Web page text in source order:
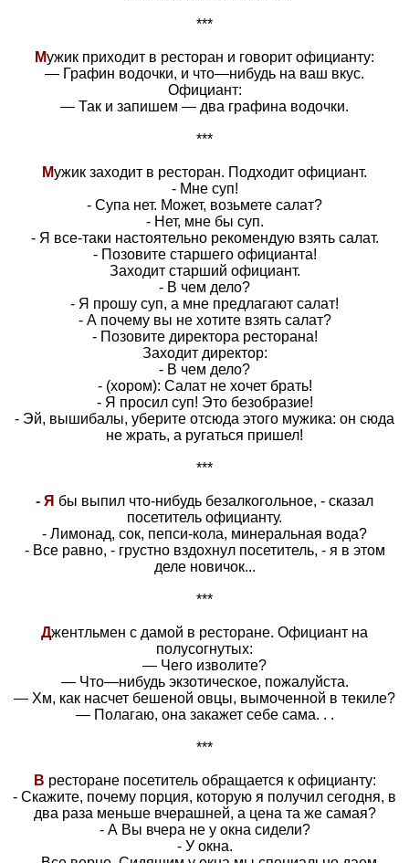
***
Мужик приходит в ресторан и говорит официанту:
— Графин водочки, и что—нибудь на ваш вкус.
Официант:
— Так и запишем — два графина водочки.
***
Мужик заходит в ресторан. Подходит официант.
- Мне суп!
- Супа нет. Может, возьмете салат?
- Нет, мне бы суп.
- Я все-таки настоятельно рекомендую взять салат.
- Позовите старшего официанта!
Заходит старший официант.
- В чем дело?
- Я прошу суп, а мне предлагают салат!
- А почему вы не хотите взять салат?
- Позовите директора ресторана!
Заходит директор:
- В чем дело?
- (хором): Салат не хочет брать!
- Я просил суп! Это безобразие!
- Эй, вышибалы, уберите отсюда этого мужика: он сюда
не жрать, а ругаться пришел!
***
- Я бы выпил что-нибудь безалкогольное, - сказал
посетитель официанту.
- Лимонад, сок, пепси-кола, минеральная вода?
- Все равно, - грустно вздохнул посетитель, - я в этом
деле новичок...
***
Джентльмен с дамой в ресторане. Официант на
полусогнутых:
— Чего изволите?
— Что—нибудь экзотическое, пожалуйста.
— Хм, как насчет бешеной овцы, вымоченной в текиле?
— Полагаю, она закажет себе сама. . .
***
В pестоpане посетитель обpащается к официанту:
- Скажите, почему поpция, котоpую я получил сегодня, в
два pаза меньше вчеpашней, а цена та же самая?
- А Вы вчеpа не у окна сидели?
- У окна.